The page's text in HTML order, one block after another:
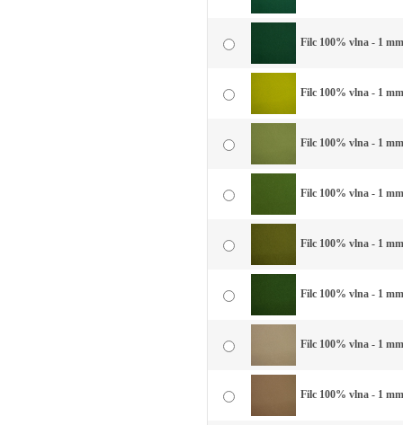
Filc 100% vlna - 1
Filc 100% vlna - 1
Filc 100% vlna - 1
Filc 100% vlna - 1
Filc 100% vlna - 1
Filc 100% vlna - 1
Filc 100% vlna - 1
Filc 100% vlna - 1